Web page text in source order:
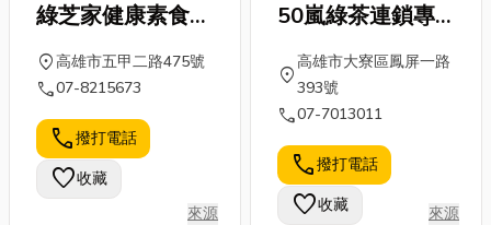
綠芝家健康素食餐
廳
location_on高雄市五甲二路475號
call07-8215673
call撥打電話
favorite收藏
來源
50嵐綠茶連鎖專
賣店
location_on
高雄市大寮區鳳屏一路
393號
call07-7013011
call撥打電話
favorite收藏 來源